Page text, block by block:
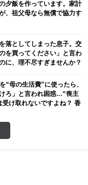
夕飯を作っています。家計
、祖父母なら無償で協力す
落としてしまった息子。交
を買ってください」と言わ
に、理不尽すぎませんか？
“母の生活費”に使ったら、
ろ」と言われ困惑…“喪主
受け取れないですよね？ 香